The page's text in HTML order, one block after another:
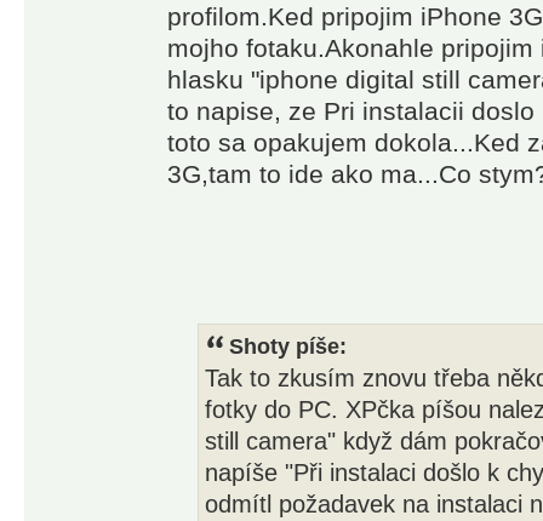
profilom.Ked pripojim iPhone
mojho fotaku.Akonahle
hlasku "iphone digital still
to napise, ze Pri instalacii
toto sa opakujem dokola...Ked
3G,tam to ide ako ma...Co
Shoty píše:
Tak to zkusím znovu třeba
fotky do PC. XPčka píšou
still camera" když dám
napíše "Při instalaci došlo k
odmítl požadavek na instalaci